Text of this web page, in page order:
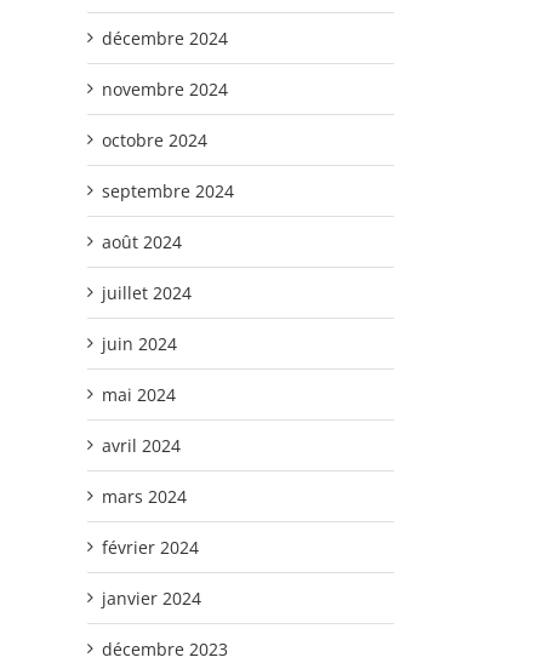
décembre 2024
novembre 2024
octobre 2024
septembre 2024
août 2024
juillet 2024
juin 2024
mai 2024
avril 2024
mars 2024
février 2024
janvier 2024
décembre 2023